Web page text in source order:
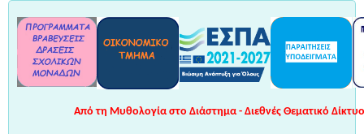
Από τη Μυθολογία στο Διάστημα - Διεθνές Θεματικό